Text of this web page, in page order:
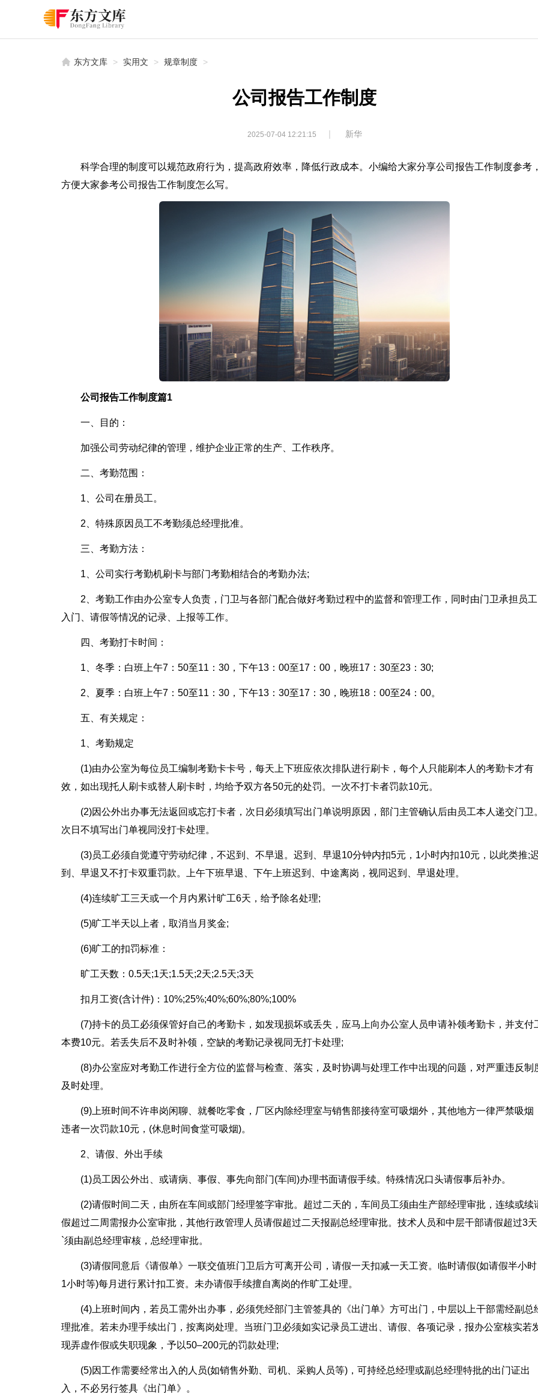
东方文库 > 实用文 > 规章制度 >
公司报告工作制度
2025-07-04 12:21:15 | 新华
科学合理的制度可以规范政府行为，提高政府效率，降低行政成本。小编给大家分享公司报告工作制度参考
方便大家参考公司报告工作制度怎么写。
公司报告工作制度篇1
一、目的：
加强公司劳动纪律的管理，维护企业正常的生产、工作秩序。
二、考勤范围：
1、公司在册员工。
2、特殊原因员工不考勤须总经理批准。
三、考勤方法：
1、公司实行考勤机刷卡与部门考勤相结合的考勤办法;
2、考勤工作由办公室专人负责，门卫与各部门配合做好考勤过程中的监督和管理工作，同时由门卫承担员
入门、请假等情况的记录、上报等工作。
四、考勤打卡时间：
1、冬季：白班上午7：50至11：30，下午13：00至17：00，晚班17：30至23：30;
2、夏季：白班上午7：50至11：30，下午13：30至17：30，晚班18：00至24：00。
五、有关规定：
1、考勤规定
(1)由办公室为每位员工编制考勤卡卡号，每天上下班应依次排队进行刷卡，每个人只能刷本人的考勤卡才有
效，如出现托人刷卡或替人刷卡时，均给予双方各50元的处罚。一次不打卡者罚款10元。
(2)因公外出办事无法返回或忘打卡者，次日必须填写出门单说明原因，部门主管确认后由员工本人递交门卫
次日不填写出门单视同没打卡处理。
(3)员工必须自觉遵守劳动纪律，不迟到、不早退。迟到、早退10分钟内扣5元，1小时内扣10元，以此类推;
到、早退又不打卡双重罚款。上午下班早退、下午上班迟到、中途离岗，视同迟到、早退处理。
(4)连续旷工三天或一个月内累计旷工6天，给予除名处理;
(5)旷工半天以上者，取消当月奖金;
(6)旷工的扣罚标准：
旷工天数：0.5天;1天;1.5天;2天;2.5天;3天
扣月工资(含计件)：10%;25%;40%;60%;80%;100%
(7)持卡的员工必须保管好自己的考勤卡，如发现损坏或丢失，应马上向办公室人员申请补领考勤卡，并支付
本费10元。若丢失后不及时补领，空缺的考勤记录视同无打卡处理;
(8)办公室应对考勤工作进行全方位的监督与检查、落实，及时协调与处理工作中出现的问题，对严重违反制
及时处理。
(9)上班时间不许串岗闲聊、就餐吃零食，厂区内除经理室与销售部接待室可吸烟外，其他地方一律严禁吸烟
违者一次罚款10元，(休息时间食堂可吸烟)。
2、请假、外出手续
(1)员工因公外出、或请病、事假、事先向部门(车间)办理书面请假手续。特殊情况口头请假事后补办。
(2)请假时间二天，由所在车间或部门经理签字审批。超过二天的，车间员工须由生产部经理审批，连续或续
假超过二周需报办公室审批，其他行政管理人员请假超过二天报副总经理审批。技术人员和中层干部请假超过3
`须由副总经理审核，总经理审批。
(3)请假同意后《请假单》一联交值班门卫后方可离开公司，请假一天扣减一天工资。临时请假(如请假半小
1小时等)每月进行累计扣工资。未办请假手续擅自离岗的作旷工处理。
(4)上班时间内，若员工需外出办事，必须凭经部门主管签具的《出门单》方可出门，中层以上干部需经副总
理批准。若未办理手续出门，按离岗处理。当班门卫必须如实记录员工进出、请假、各项记录，报办公室核实若
现弄虚作假或失职现象，予以50–200元的罚款处理;
(5)因工作需要经常出入的人员(如销售外勤、司机、采购人员等)，可持经总经理或副总经理特批的出门证出
入，不必另行签具《出门单》。